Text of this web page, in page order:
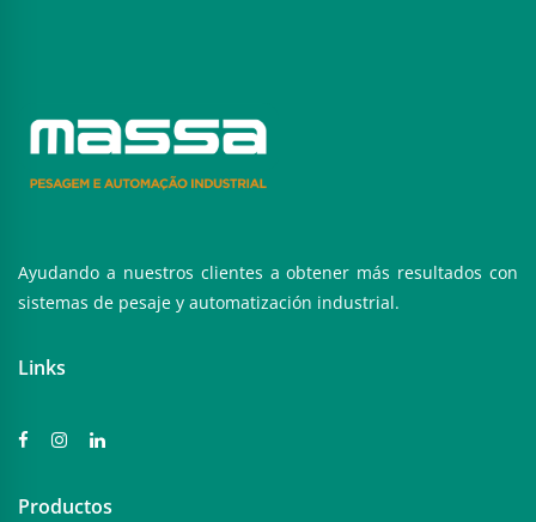
Ayudando a nuestros clientes a obtener más resultados con
sistemas de pesaje y automatización industrial.
Links
Productos